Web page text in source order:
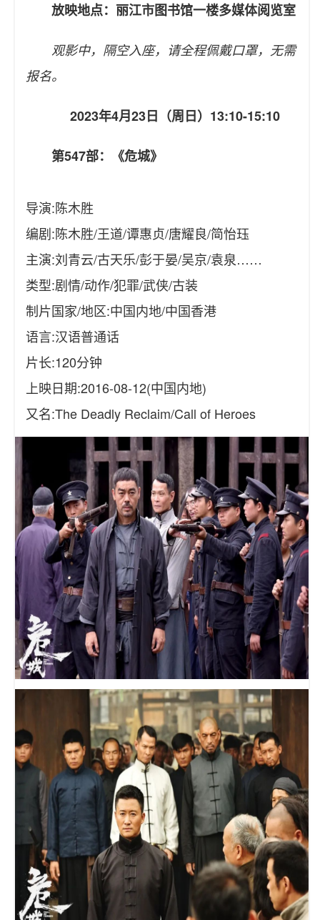
放映地点：丽江市图书馆一楼多媒体阅览室
观影中，隔空入座，请全程佩戴口罩，无需
报名。
2023年4月23日（周日）13:10-15:10
第547部：《危城》
导演:陈木胜
编剧:陈木胜/王道/谭惠贞/唐耀良/简怡珏
主演:刘青云/古天乐/彭于晏/吴京/袁泉……
类型:剧情/动作/犯罪/武侠/古装
制片国家/地区:中国内地/中国香港
语言:汉语普通话
片长:120分钟
上映日期:2016-08-12(中国内地)
又名:The Deadly Reclaim/Call of Heroes